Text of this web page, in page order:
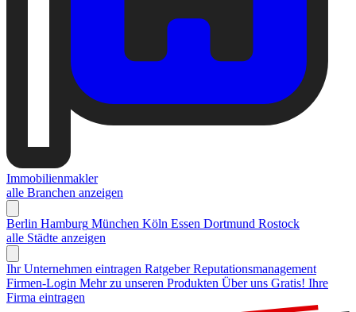
Immobilienmakler
alle Branchen anzeigen
Berlin Hamburg München Köln Essen Dortmund Rostock
alle Städte anzeigen
Ihr Unternehmen eintragen Ratgeber Reputationsmanagement
Firmen-Login Mehr zu unseren Produkten Über uns Gratis! Ihre
Firma eintragen